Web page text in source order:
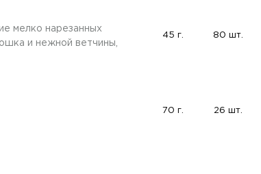
мелко нарезанных
и нежной ветчины,
45 г. 80 шт.
70 г. 26 шт.